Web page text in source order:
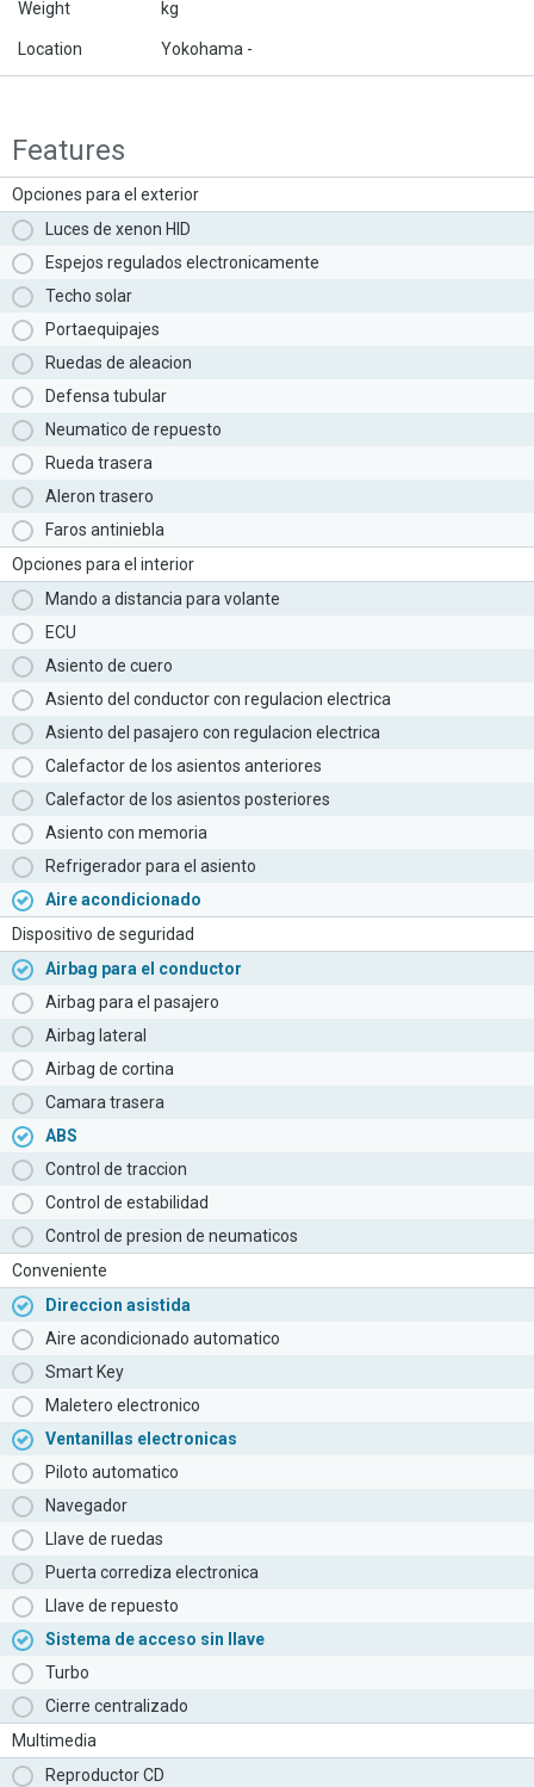
Weight kg
Location Yokohama -
Features
Opciones para el exterior
Luces de xenon HID
Espejos regulados electronicamente
Techo solar
Portaequipajes
Ruedas de aleacion
Defensa tubular
Neumatico de repuesto
Rueda trasera
Aleron trasero
Faros antiniebla
Opciones para el interior
Mando a distancia para volante
ECU
Asiento de cuero
Asiento del conductor con regulacion electrica
Asiento del pasajero con regulacion electrica
Calefactor de los asientos anteriores
Calefactor de los asientos posteriores
Asiento con memoria
Refrigerador para el asiento
Aire acondicionado
Dispositivo de seguridad
Airbag para el conductor
Airbag para el pasajero
Airbag lateral
Airbag de cortina
Camara trasera
ABS
Control de traccion
Control de estabilidad
Control de presion de neumaticos
Conveniente
Direccion asistida
Aire acondicionado automatico
Smart Key
Maletero electronico
Ventanillas electronicas
Piloto automatico
Navegador
Llave de ruedas
Puerta corrediza electronica
Llave de repuesto
Sistema de acceso sin llave
Turbo
Cierre centralizado
Multimedia
Reproductor CD